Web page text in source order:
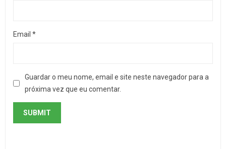
Email *
Guardar o meu nome, email e site neste navegador para a
próxima vez que eu comentar.